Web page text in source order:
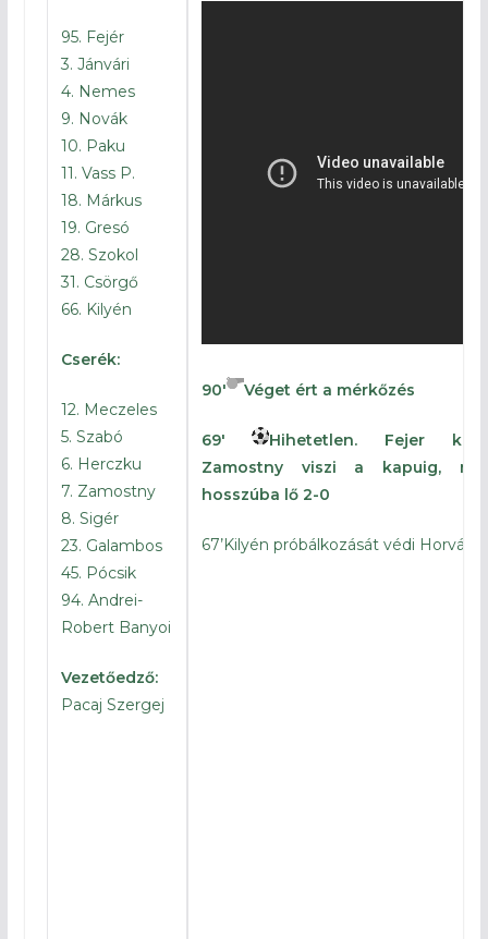
95. Fejér
3. Jánvári
4. Nemes
9. Novák
10. Paku
11. Vass P.
18. Márkus
19. Gresó
28. Szokol
31. Csörgő
66. Kilyén
Cserék:
12. Meczeles
5. Szabó
6. Herczku
7. Zamostny
8. Sigér
23. Galambos
45. Pócsik
94. Andrei-
Robert Banyoi
Vezetőedző:
Pacaj Szergej
90′ Véget ért a mérkőzés
69′
Hihetetlen. Fejer
Zamostny viszi a kapuig,
hosszúba lő 2-0
67’Kilyén próbálkozását védi Horváth